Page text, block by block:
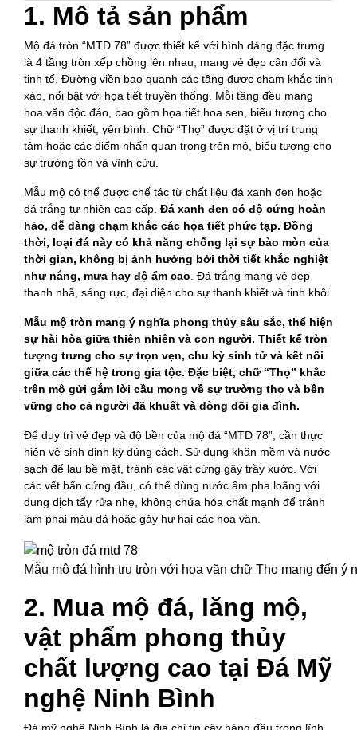
1. Mô tả sản phẩm
Mộ đá tròn “MTD 78” được thiết kế với hình dáng đặc trưng
là 4 tầng tròn xếp chồng lên nhau, mang vẻ đẹp cân đối và
tinh tế. Đường viền bao quanh các tầng được chạm khắc tinh
xảo, nổi bật với họa tiết truyền thống. Mỗi tầng đều mang
hoa văn độc đáo, bao gồm họa tiết hoa sen, biểu tượng cho
sự thanh khiết, yên bình. Chữ “Thọ” được đặt ở vị trí trung
tâm hoặc các điểm nhấn quan trọng trên mộ, biểu tượng cho
sự trường tồn và vĩnh cửu.
Mẫu mộ có thể được chế tác từ chất liệu đá xanh đen hoặc
đá trắng tự nhiên cao cấp. Đá xanh đen có độ cứng hoàn
hảo, dễ dàng chạm khắc các họa tiết phức tạp. Đồng
thời, loại đá này có khả năng chống lại sự bào mòn của
thời gian, không bị ảnh hưởng bởi thời tiết khắc nghiệt
như nắng, mưa hay độ ẩm cao . Đá trắng mang vẻ đẹp
thanh nhã, sáng rực, đại diện cho sự thanh khiết và tinh khôi.
Mẫu mộ tròn mang ý nghĩa phong thủy sâu sắc, thể hiện
sự hài hòa giữa thiên nhiên và con người. Thiết kế tròn
tượng trưng cho sự trọn vẹn, chu kỳ sinh tử và kết nối
giữa các thế hệ trong gia tộc. Đặc biệt, chữ “Thọ” khắc
trên mộ gửi gắm lời cầu mong về sự trường thọ và bền
vững cho cả người đã khuất và dòng dõi gia đình.
Để duy trì vẻ đẹp và độ bền của mộ đá “MTD 78”, cần thực
hiện vệ sinh định kỳ đúng cách. Sử dụng khăn mềm và nước
sạch để lau bề mặt, tránh các vật cứng gây trầy xước. Với
các vết bẩn cứng đầu, có thể dùng nước ấm pha loãng với
dung dịch tẩy rửa nhẹ, không chứa hóa chất mạnh để tránh
làm phai màu đá hoặc gây hư hại các hoa văn.
Mẫu mộ đá hình trụ tròn với hoa văn chữ Thọ mang đến ý
2. Mua mộ đá, lăng mộ,
vật phẩm phong thủy
chất lượng cao tại Đá Mỹ
nghệ Ninh Bình
Đá mỹ nghệ Ninh Bình là địa chỉ tin cậy hàng đầu trong lĩnh